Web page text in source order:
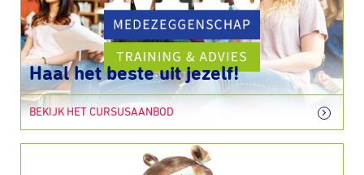
Haal het beste uit jezelf!
BEKIJK HET CURSUSAANBOD